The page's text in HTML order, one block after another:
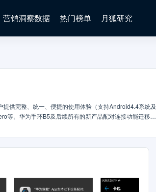
营销洞察数据 热门榜单 月狐研究
供完整、统一、便捷的使用体验（支持Android4.4系统及
等。华为手环B5及后续所有的新产品配对连接功能迁移到
测更新”中升级运动健康App至最新版本后进行配对连接。